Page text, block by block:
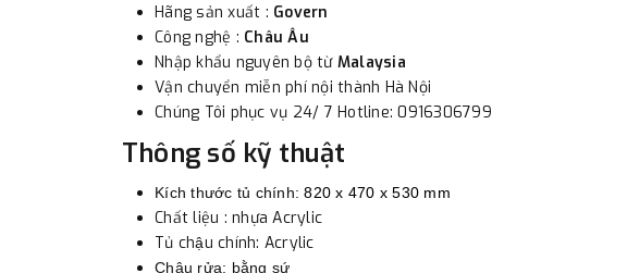
Hãng sản xuất : Govern
Công nghệ : Châu Âu
Nhập khẩu nguyên bộ từ Malaysia
Vận chuyển miễn phí nội thành Hà Nội
Chúng Tôi phục vụ 24/ 7 Hotline: 0916306799
Thông số kỹ thuật
Kích thước tủ chính:820 x 470 x 530 mm
Chất liệu : nhựa Acrylic
Tủ chậu chính: Acrylic
Chậu rửa: bằng sứ